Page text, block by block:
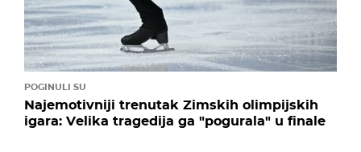
POGINULI SU
Najemotivniji trenutak Zimskih olimpijskih
igara: Velika tragedija ga "pogurala" u finale